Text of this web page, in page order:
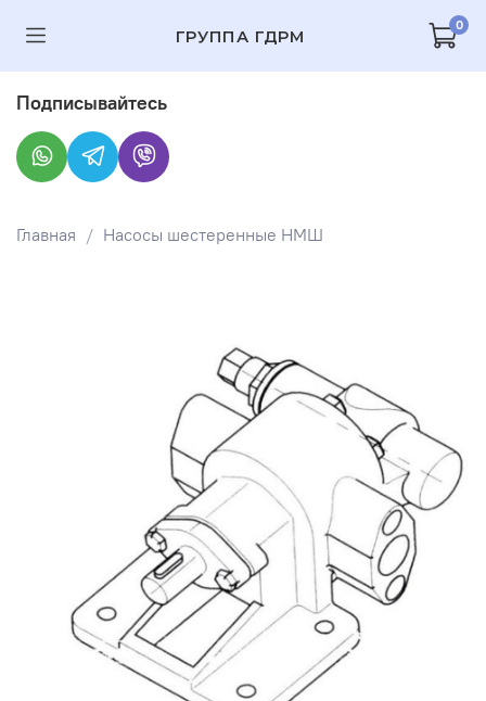
ГРУППА ГДРМ
0
Главная Насосы шестеренные НМШ
Подписывайтесь